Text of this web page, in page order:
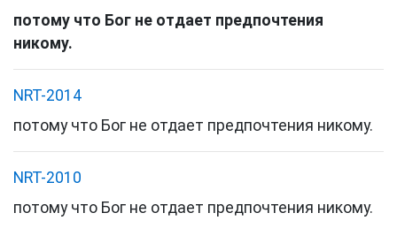
потому что Бог не отдает предпочтения
никому.
NRT-2014
потому что Бог не отдает предпочтения никому.
NRT-2010
потому что Бог не отдает предпочтения никому.